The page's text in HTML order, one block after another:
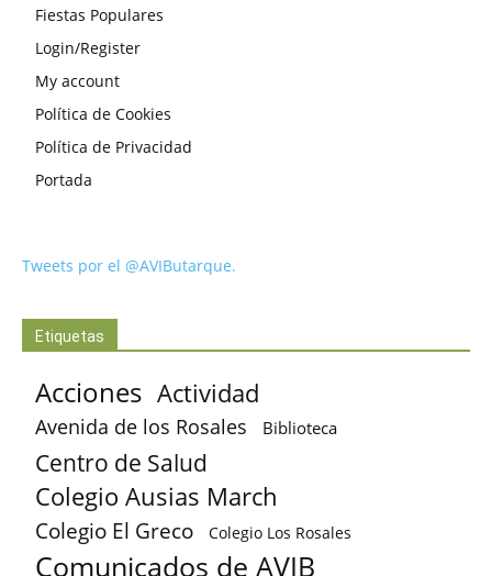
Fiestas Populares
Login/Register
My account
Política de Cookies
Política de Privacidad
Portada
Tweets por el @AVIButarque.
Etiquetas
Acciones Actividad
Avenida de los Rosales Biblioteca
Centro de Salud
Colegio Ausias March
Colegio El Greco Colegio Los Rosales
Comunicados de AVIB